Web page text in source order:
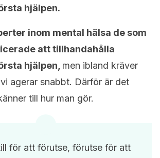
hjälpen.
inom mental hälsa de som
att tillhandahålla
hjälpen, men ibland kräver
agerar snabbt. Därför är det
till hur man gör.
för att förutse, förutse för att